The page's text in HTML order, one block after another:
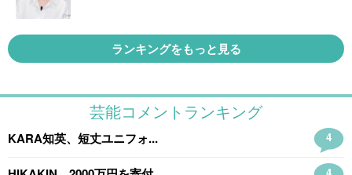
ランキングをもっと見る